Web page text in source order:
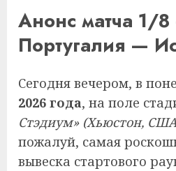
Анонс матча 1/
Португалия —
Сегодня вечером, в
2026 года, на поле
Стэдиум» (Хьюстон,
пожалуй, самая
вывеска стартового